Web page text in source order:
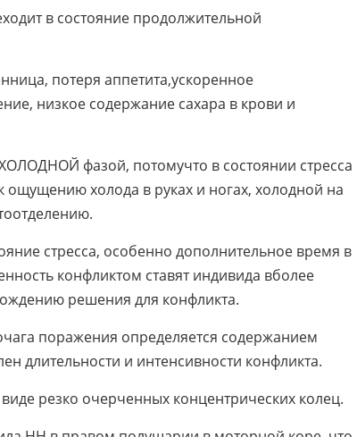
в состояние продолжительной
потеря аппетита,ускоренное
низкое содержание сахара в крови и
фазой, потомучто в состоянии стресса
холода в руках и ногах, холодной на
стресса, особенно дополнительное время в
конфликтом ставят индивида вболее
решения для конфликта.
поражения определяется содержанием
длительности и интенсивности конфликта.
резко очерченных концентрических колец.